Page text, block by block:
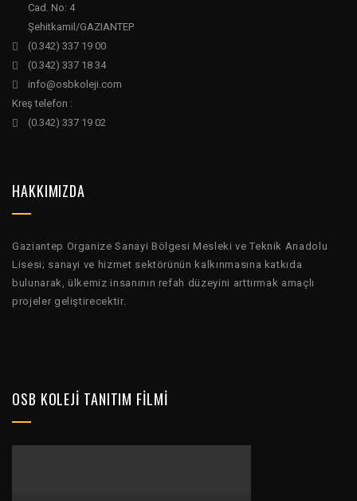
Cad. No: 4
Şehitkamil/GAZIANTEP
(0.342) 337 19 00
(0.342) 337 18 34
info@osbkoleji.com
Kreş telefon :
(0.342) 337 19 02
HAKKIMIZDA
Gaziantep Organize Sanayi Bölgesi Mesleki ve Teknik Anadolu
Lisesi; sanayi ve hizmet sektörünün kalkınmasına katkıda
bulunarak, ülkemiz insanının refah düzeyini arttırmak amaçlı
projeler geliştirecektir.
OSB KOLEJI TANITIM FILMI